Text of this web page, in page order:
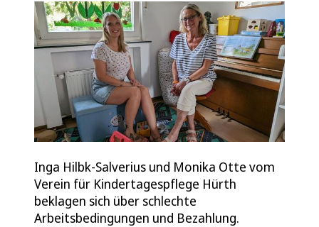
Inga Hilbk-Salverius und Monika Otte vom
Verein für Kindertagespflege Hürth
beklagen sich über schlechte
Arbeitsbedingungen und Bezahlung.